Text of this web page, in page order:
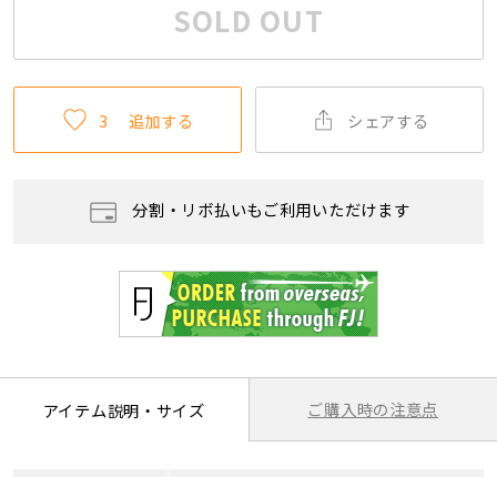
SOLD OUT
3 追加する シェアする
分割・リボ払いもご利用いただけます
アイテム説明・サイズ ご購入時の注意点